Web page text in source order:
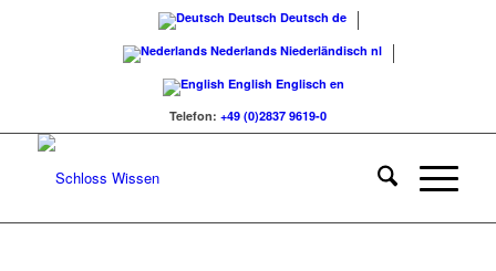
Deutsch Deutsch de
Nederlands Niederländisch nl
English Englisch en
Telefon: +49 (0)2837 9619-0